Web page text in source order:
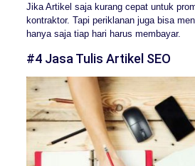
Jika Artikel saja kurang cepat untuk
kontraktor. Tapi periklanan juga bisa
hanya saja tiap hari harus membayar.
#4 Jasa Tulis Artikel SEO